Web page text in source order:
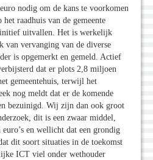
nodig om de kans te voorkomen
raadhuis van de gemeente
uitvallen. Het is werkelijk
van vervanging van de diverse
is opgemerkt en gemeld. Actief
dat er plots 2,8 miljoen
gemeentehuis, terwijl het
nog meldt dat er de komende
bezuinigd. Wij zijn dan ook groot
dit is een zwaar middel,
en wellicht dat een grondig
dit soort situaties in de toekomst
ICT viel onder wethouder